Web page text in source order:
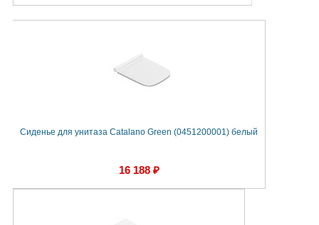
Сиденье для унитаза Catalano Green (0451200001) белый
16 188 ₽